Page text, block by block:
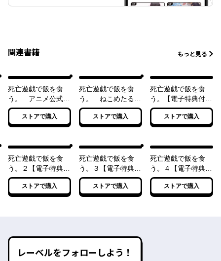
関連書籍 もっと見る
死亡遊戯で飯を食
う。 アニメ公式ガ
イドブック
ストアで購入
死亡遊戯で飯を食
う。 ねこめたるア
ートワークス
ストアで購入
死亡遊戯で飯を食
う。【電子特典付
き】
ストアで購入
死亡遊戯で飯を食
う。２【電子特典付
き】
ストアで購入
死亡遊戯で飯を食
う。３【電子特典付
き】
ストアで購入
死亡遊戯で飯を食
う。４【電子特典付
き】
ストアで購入
レーベルをフォローしよう！